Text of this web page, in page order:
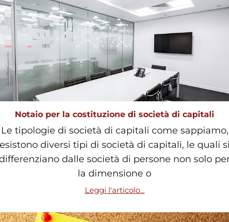
Notaio per la costituzione di società di capitali
Le tipologie di società di capitali come sappiamo,
diversi tipi di società di capitali, le quali
dalle società di persone non solo
la dimensione o
Leggi l'articolo...